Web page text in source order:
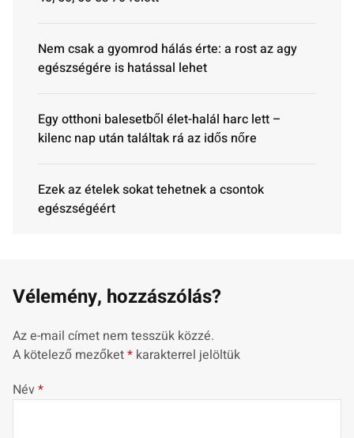
Nem csak a gyomrod hálás érte: a rost az agy
egészségére is hatással lehet
Egy otthoni balesetből élet-halál harc lett –
kilenc nap után találtak rá az idős nőre
Ezek az ételek sokat tehetnek a csontok
egészségéért
Vélemény, hozzászólás?
Az e-mail címet nem tesszük közzé.
A kötelező mezőket* karakterrel jelöltük
Név*